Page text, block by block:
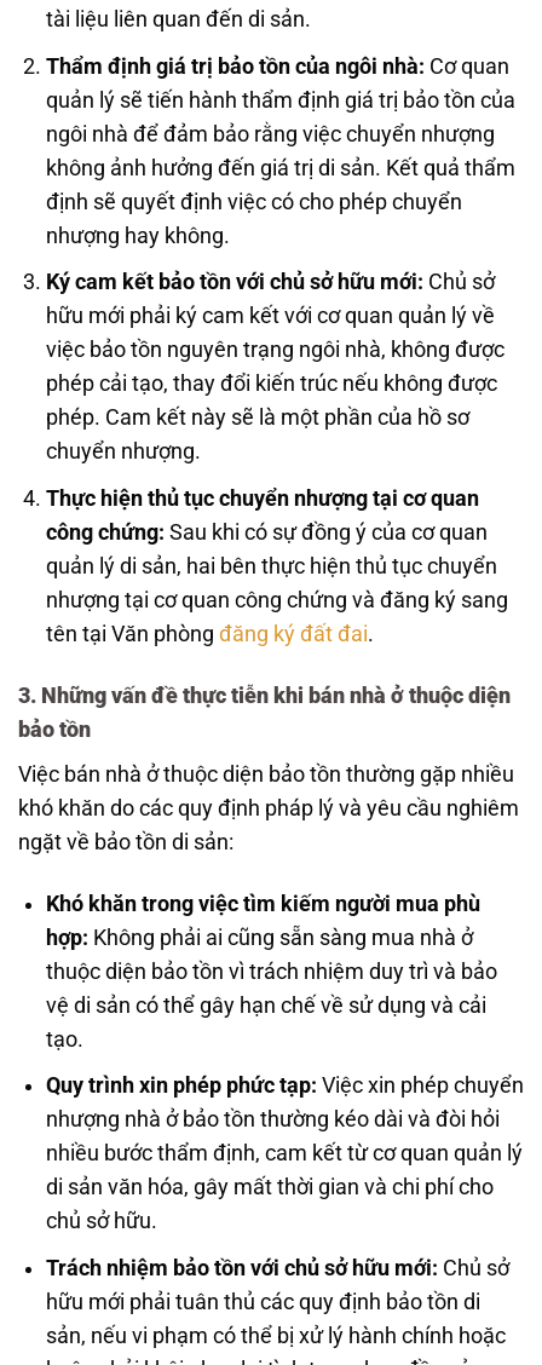
tài liệu liên quan đến di sản.
Thẩm định giá trị bảo tồn của ngôi nhà: Cơ quan
quản lý sẽ tiến hành thẩm định giá trị bảo tồn của
ngôi nhà để đảm bảo rằng việc chuyển nhượng
không ảnh hưởng đến giá trị di sản. Kết quả thẩm
định sẽ quyết định việc có cho phép chuyển
nhượng hay không.
Ký cam kết bảo tồn với chủ sở hữu mới: Chủ sở
hữu mới phải ký cam kết với cơ quan quản lý về
việc bảo tồn nguyên trạng ngôi nhà, không được
phép cải tạo, thay đổi kiến trúc nếu không được
phép. Cam kết này sẽ là một phần của hồ sơ
chuyển nhượng.
Thực hiện thủ tục chuyển nhượng tại cơ quan
công chứng: Sau khi có sự đồng ý của cơ quan
quản lý di sản, hai bên thực hiện thủ tục chuyển
nhượng tại cơ quan công chứng và đăng ký sang
tên tại Văn phòng đăng ký đất đai.
3. Những vấn đề thực tiễn khi bán nhà ở thuộc diện
bảo tồn
Việc bán nhà ở thuộc diện bảo tồn thường gặp nhiều
khó khăn do các quy định pháp lý và yêu cầu nghiêm
ngặt về bảo tồn di sản:
Khó khăn trong việc tìm kiếm người mua phù
hợp: Không phải ai cũng sẵn sàng mua nhà ở
thuộc diện bảo tồn vì trách nhiệm duy trì và bảo
vệ di sản có thể gây hạn chế về sử dụng và cải
tạo.
Quy trình xin phép phức tạp: Việc xin phép chuyển
nhượng nhà ở bảo tồn thường kéo dài và đòi hỏi
nhiều bước thẩm định, cam kết từ cơ quan quản lý
di sản văn hóa, gây mất thời gian và chi phí cho
chủ sở hữu.
Trách nhiệm bảo tồn với chủ sở hữu mới: Chủ sở
hữu mới phải tuân thủ các quy định bảo tồn di
sản, nếu vi phạm có thể bị xử lý hành chính hoặc